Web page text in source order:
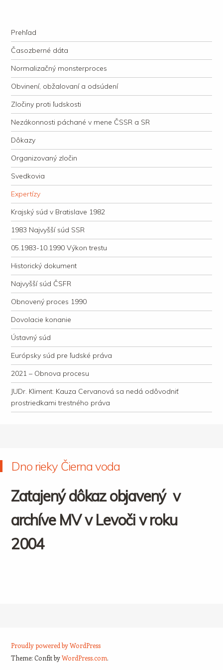
justície
Navigation
Skip to content
Prehľad
Časozberné dáta
Normalizačný monsterproces
Obvinení, obžalovaní a odsúdení
Zločiny proti ľudskosti
Nezákonnosti páchané v mene ČSSR a SR
Dôkazy
Organizovaný zločin
Svedkovia
Expertízy
Krajský súd v Bratislave 1982
1983 Najvyšší súd SSR
05.1983-10.1990 Výkon trestu
Historický dokument
Najvyšší súd ČSFR
Obnovený proces 1990
Dovolacie konanie
Ústavný súd
Európsky súd pre ľudské práva
2021 – Obnova procesu
JUDr. Kliment: Kauza Cervanová sa nedá odôvodniť
prostriedkami trestného práva
Dno rieky Čierna voda
Zatajený dôkaz objavený v
archíve MV v Levočiv roku
2004
Proudly powered by WordPress
Theme: Confit byWordPress.com.